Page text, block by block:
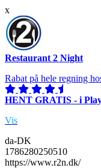
x
Restaurant 2 Night
Rabat på hele regning
HENT GRATIS - i
Vis
da-DK
1786280250510
https://www.r2n.dk/